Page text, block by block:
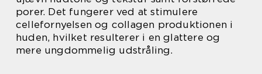
porer. Det fungerer ved at stimulere
cellefornyelsen og collagen produktionen i
huden, hvilket resulterer i en glattere og
mere ungdommelig udstråling.